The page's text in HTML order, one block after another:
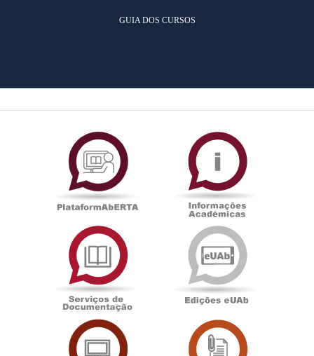
GUIA DOS CURSOS